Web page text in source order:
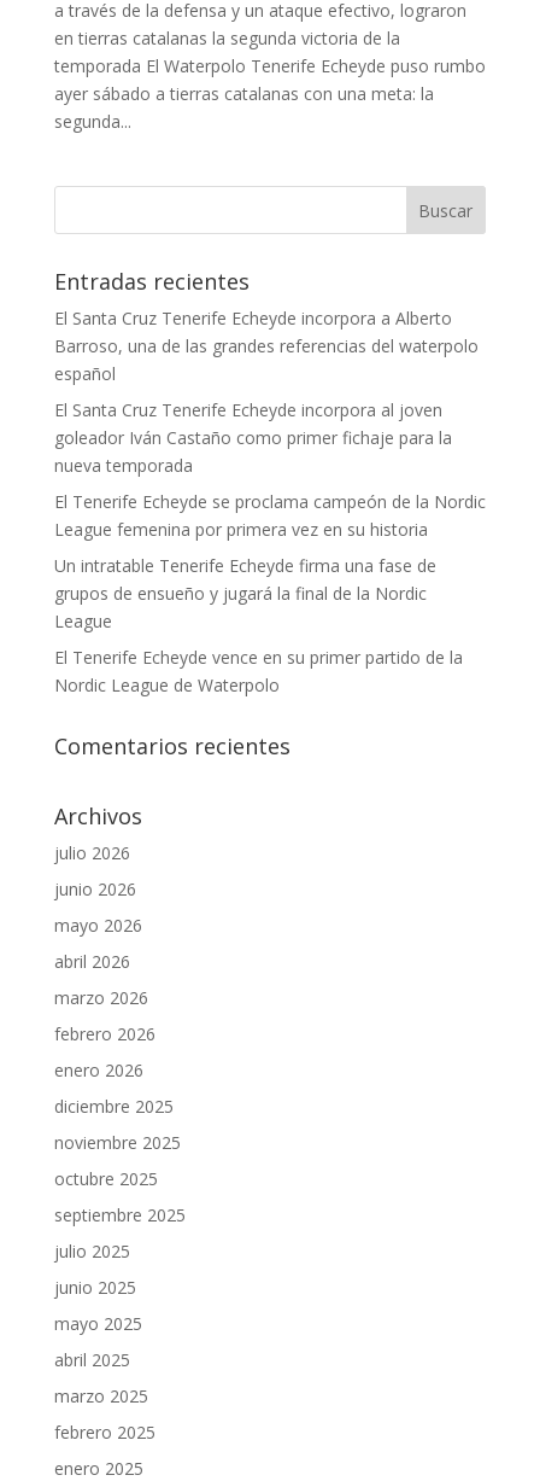
a través de la defensa y un ataque efectivo, lograron
en tierras catalanas la segunda victoria de la
temporada El Waterpolo Tenerife Echeyde puso rumbo
ayer sábado a tierras catalanas con una meta: la
segunda...
Entradas recientes
El Santa Cruz Tenerife Echeyde incorpora a Alberto
Barroso, una de las grandes referencias del waterpolo
español
El Santa Cruz Tenerife Echeyde incorpora al joven
goleador Iván Castaño como primer fichaje para la
nueva temporada
El Tenerife Echeyde se proclama campeón de la Nordic
League femenina por primera vez en su historia
Un intratable Tenerife Echeyde firma una fase de
grupos de ensueño y jugará la final de la Nordic
League
El Tenerife Echeyde vence en su primer partido de la
Nordic League de Waterpolo
Comentarios recientes
Archivos
julio 2026
junio 2026
mayo 2026
abril 2026
marzo 2026
febrero 2026
enero 2026
diciembre 2025
noviembre 2025
octubre 2025
septiembre 2025
julio 2025
junio 2025
mayo 2025
abril 2025
marzo 2025
febrero 2025
enero 2025